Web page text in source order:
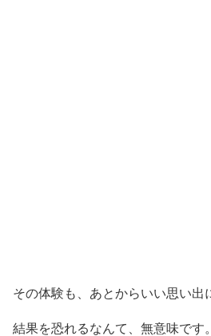
その体験も、あとからいい思い出
結果を恐れるなんて、無意味です。